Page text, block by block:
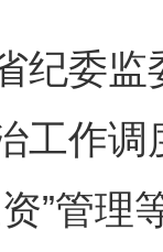
委监
工作
”管理